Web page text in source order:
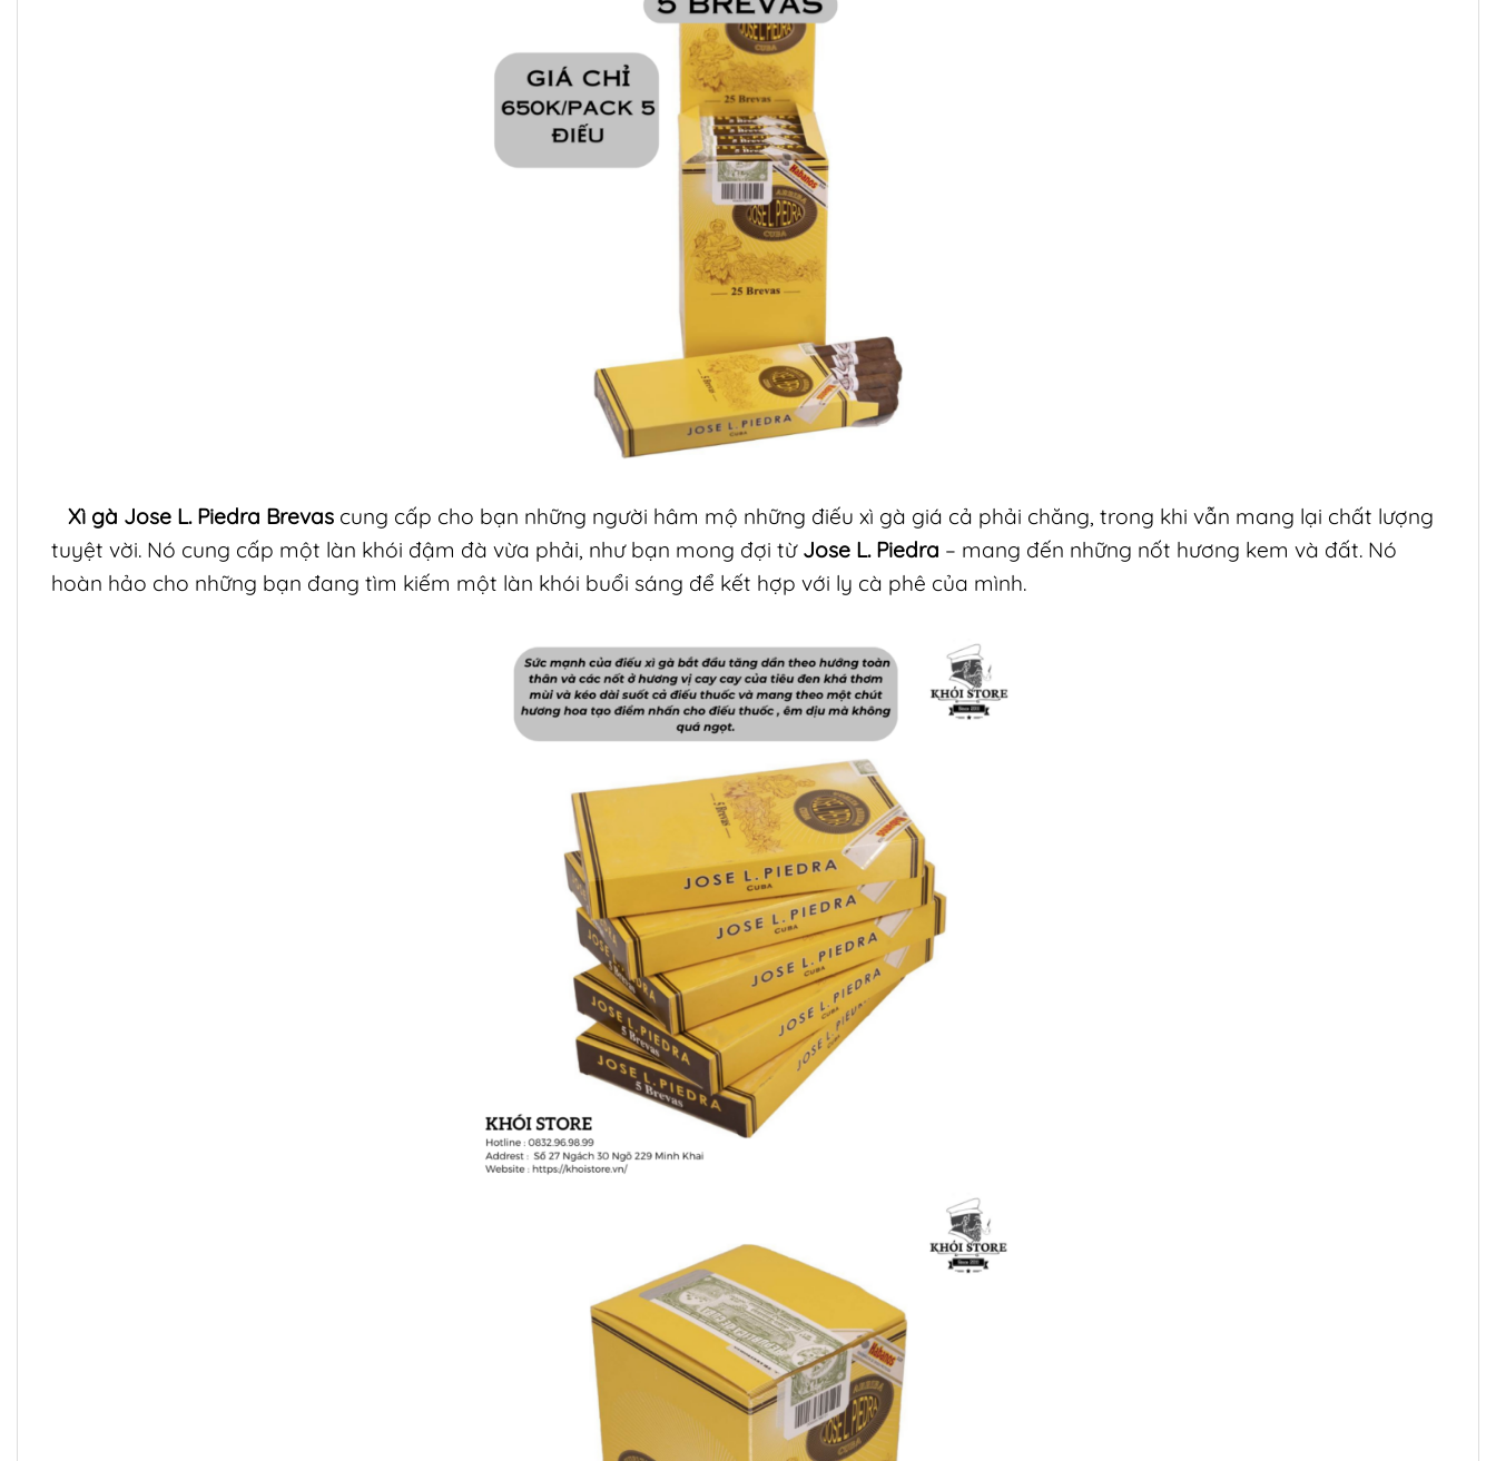
Xì gà Jose L. Piedra Brevas cung cấp cho bạn những người hâm mộ những điếu xì gà giá cả phải chăng, trong khi vẫn mang lại chất lượng
tuyệt vời. Nó cung cấp một làn khói đậm đà vừa phải, như bạn mong đợi từ Jose L. Piedra – mang đến những nốt hương kem và đất. Nó
hoàn hảo cho những bạn đang tìm kiếm một làn khói buổi sáng để kết hợp với ly cà phê của mình.